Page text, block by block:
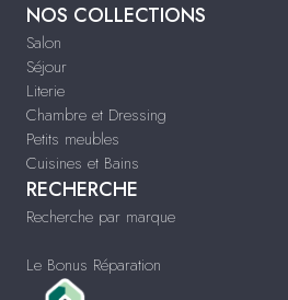
NOS COLLECTIONS
Salon
Séjour
Literie
Chambre et Dressing
Petits meubles
Cuisines et Bains
RECHERCHE
Recherche par marque
Le Bonus Réparation